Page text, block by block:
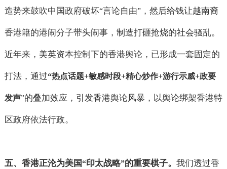
造势来鼓吹中国政府破坏“言论自由”，然后给钱让越南裔
香港籍的港闹分子带头闹事，制造打砸抢烧的社会骚乱。
近年来，美英资本控制下的香港舆论，已形成一套固定的
打法，通过“热点话题+敏感时段+精心炒作+游行示威+政要
发声”的叠加效应，引发香港舆论风暴，以舆论绑架香港特
区政府依法行政。
五、香港正沦为美国“印太战略”的重要棋子。 我们透过香